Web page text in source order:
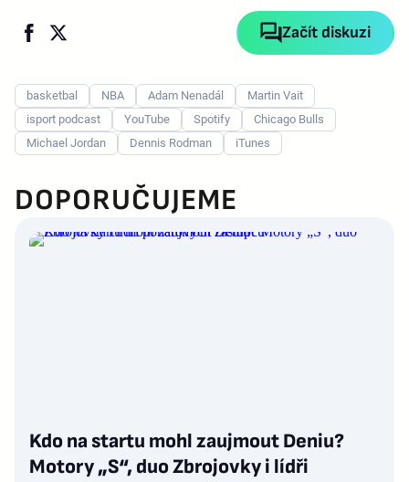
Začít diskuzi
basketbal NBA Adam Nenadál
Martin Vait
isport podcast
YouTube Spotify
Chicago Bulls
Michael Jordan
Dennis Rodman iTunes
DOPORUČUJEME
Kdo na startu mohl zaujmout Deniu?
Motory „S“, duo Zbrojovky i lídři